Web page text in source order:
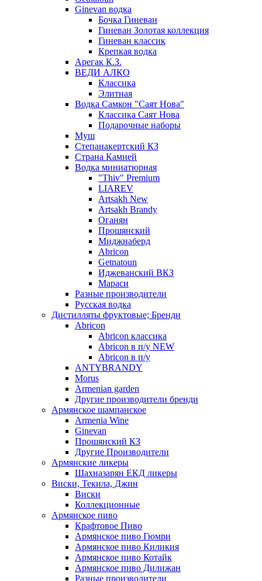
Ginevan водка
Бочка Гиневан
Гиневан Золотая коллекция
Гиневан классик
Крепкая водка
Арегак К.З.
ВЕДИ АЛКО
Классика
Элитная
Водка Самкон "Саят Нова"
Классика Саят Нова
Подарочные наборы
Муш
Степанакертский КЗ
Страна Камней
Водка миниатюрная
"Thiv" Premium
LIAREV
Artsakh New
Artsakh Brandy
Оганян
Прошянский
Миджнаберд
Abricon
Getnatoun
Иджеванский ВКЗ
Мараси
Разные производители
Русская водка
Дистилляты фруктовые; Бренди
Abricon
Abricon классика
Abricon в п/у NEW
Abricon в п/у
ANTYBRANDY
Morus
Armenian garden
Другие производители бренди
Армянское шампанское
Armenia Wine
Ginevan
Прошянский КЗ
Другие Производители
Армянские ликеры
Шахназарян ЕКД ликеры
Виски, Текила, Джин
Виски
Коллекционные
Армянское пиво
Крафтовое Пиво
Армянское пиво Гюмри
Армянское пиво Киликия
Армянское пиво Котайк
Армянское пиво Дилижан
Разные производители